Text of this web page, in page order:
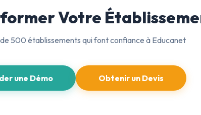
Votre
500 établissements qui font confiance à Educanet
une Démo Obtenir un Devis